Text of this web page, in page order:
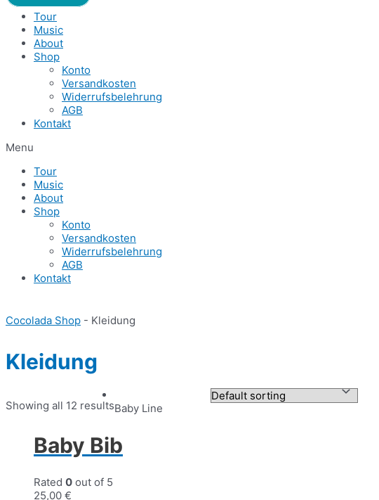
Tour
Music
About
Shop
Konto
Versandkosten
Widerrufsbelehrung
AGB
Kontakt
Menu
Tour
Music
About
Shop
Konto
Versandkosten
Widerrufsbelehrung
AGB
Kontakt
Cocolada Shop - Kleidung
Kleidung
Showing all 12 resultsBaby Line
Baby Bib
Rated 0 out of 5
25,00 €